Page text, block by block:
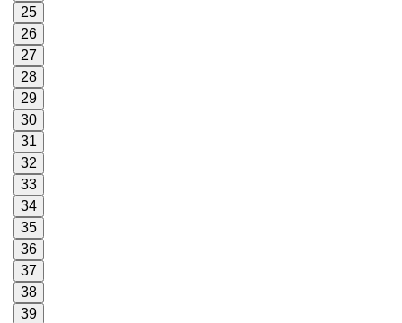
25
26
27
28
29
30
31
32
33
34
35
36
37
38
39